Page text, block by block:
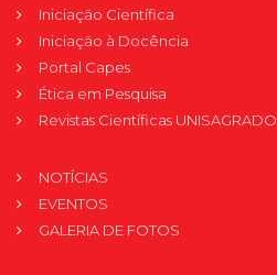
Iniciação Científica
Iniciação à Docência
Portal Capes
Ética em Pesquisa
Revistas Científicas UNISAGRADO
NOTÍCIAS
EVENTOS
GALERIA DE FOTOS